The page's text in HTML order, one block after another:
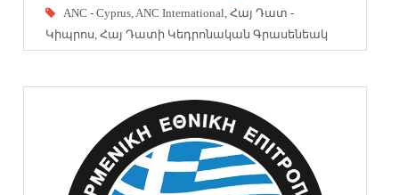
ANC - Cyprus,ANC International,Հայ Դատ -
Կիպրոս,Հայ Դատի Կեդրոնական Գրասենեակ